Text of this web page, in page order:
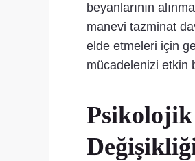
beyanlarının
manevi tazminat
elde etmeleri için
mücadelenizi etkin
Psikolojik